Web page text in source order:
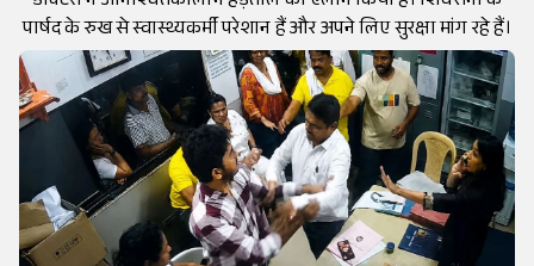
पार्षद के रुख से स्वास्थ्यकर्मी परेशान हैं और अपने लिए सुरक्षा मांग रहे हैं।